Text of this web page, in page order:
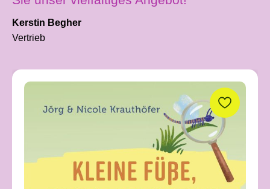
Kerstin Begher
Vertrieb
Produktgalerie überspringen